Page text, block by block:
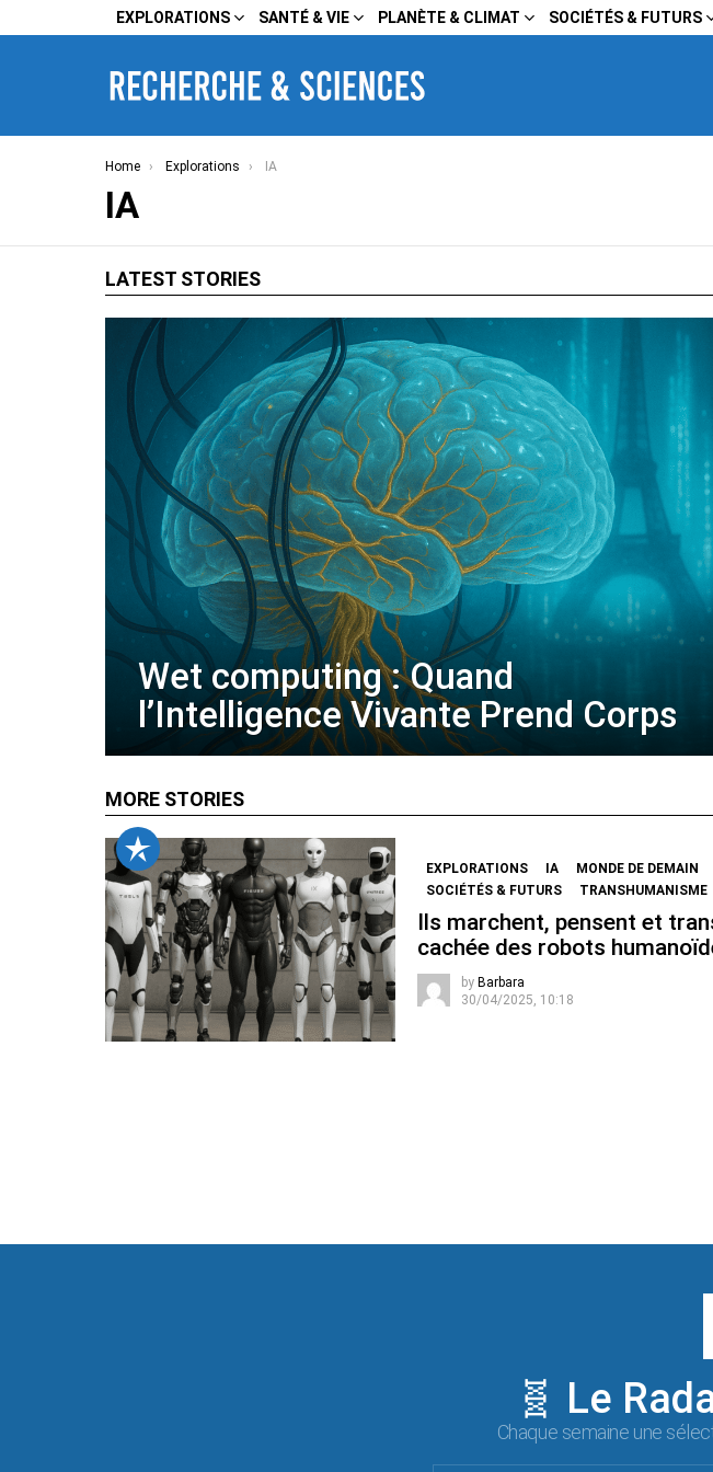
EXPLORATIONS SANTÉ & VIE PLANÈTE & CLIMAT SOCIÉTÉS & FUTURS
You are here:
Home Explorations IA
IA
LATEST STORIES
Wet computing : Quand
l’Intelligence Vivante Prend Corps
MORE STORIES
EXPLORATIONS IA MONDE DE DEMAIN
SOCIÉTÉS & FUTURS
TRANSHUMANISME
Ils marchent, pensent et
cachée des robots
by Barbara
30/04/2025, 10:18
🧬 Le
Chaque semaine une